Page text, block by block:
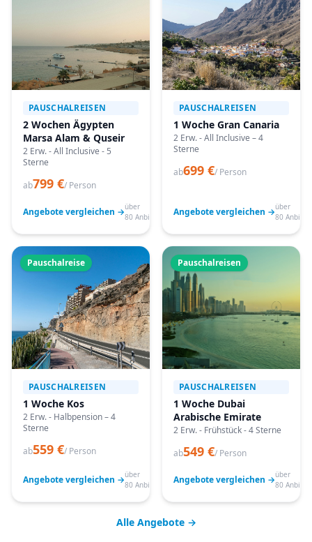
PAUSCHALREISEN
2 Wochen Ägypten
Marsa Alam & Quseir
2 Erw. - All Inclusive - 5
Sterne
ab799 €/ Person
Angebote vergleichen →über
80 Anbieter
PAUSCHALREISEN
1 Woche Gran Canaria
2 Erw. - All Inclusive – 4
Sterne
ab699 €/ Person
Angebote vergleichen →über
80
Pauschalreise
PAUSCHALREISEN
1 Woche Kos
2 Erw. - Halbpension – 4
Sterne
ab559 €/ Person
Angebote vergleichen →über
80 Anbieter
Pauschalreisen
PAUSCHALREISEN
1 Woche Dubai
Arabische Emirate
2 Erw. - Frühstück - 4 Sterne
ab549 €/ Person
Angebote vergleichen →über
80
Alle Angebote →